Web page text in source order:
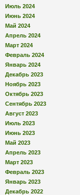
Июль 2024
Июнь 2024
Май 2024
Апрель 2024
Март 2024
Февраль 2024
Январь 2024
Декабрь 2023
Ноябрь 2023
Октябрь 2023
Сентябрь 2023
Август 2023
Июль 2023
Июнь 2023
Май 2023
Апрель 2023
Март 2023
Февраль 2023
Январь 2023
Декабрь 2022